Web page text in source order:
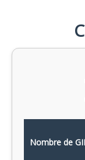
Nombre de